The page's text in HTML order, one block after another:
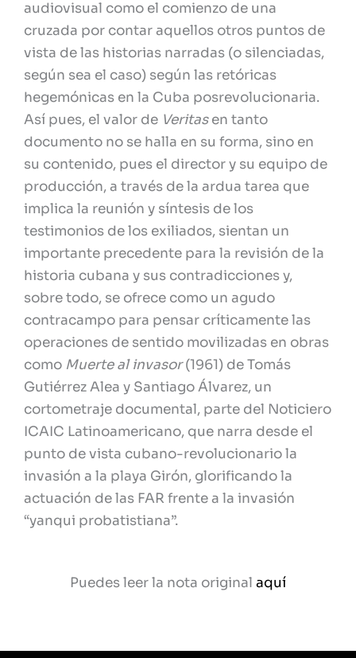
audiovisual como el comienzo de una
cruzada por contar aquellos otros puntos de
vista de las historias narradas (o silenciadas,
según sea el caso) según las retóricas
hegemónicas en la Cuba posrevolucionaria.
Así pues, el valor de Veritasen tanto
documento no se halla en su forma, sino en
su contenido, pues el director y su equipo de
producción, a través de la ardua tarea que
implica la reunión y síntesis de los
testimonios de los exiliados, sientan un
importante precedente para la revisión de la
historia cubana y sus contradicciones y,
sobre todo, se ofrece como un agudo
contracampo para pensar críticamente las
operaciones de sentido movilizadas en obras
como Muerte al invasor(1961) de Tomás
Gutiérrez Alea y Santiago Álvarez, un
cortometraje documental, parte del Noticiero
ICAIC Latinoamericano, que narra desde el
punto de vista cubano-revolucionario la
invasión a la playa Girón, glorificando la
actuación de las FAR frente a la invasión
“yanqui probatistiana”.
Puedes leer la nota original aquí